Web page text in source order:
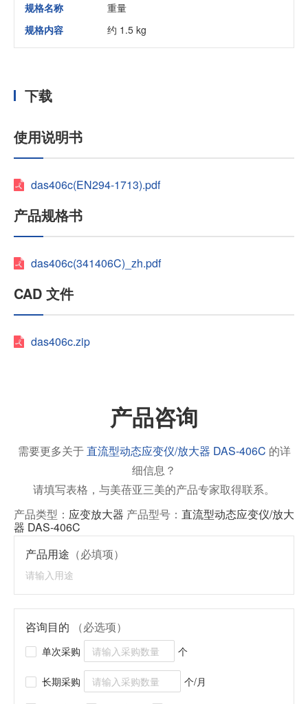
规格名称
重量
规格内容
约 1.5 kg
下载
使用说明书
das406c(EN294-1713).pdf
产品规格书
das406c(341406C)_zh.pdf
CAD 文件
das406c.zip
产品咨询
需要更多关于直流型动态应变仪/放大器 DAS-406C 的详
细信息？
请填写表格，与美蓓亚三美的产品专家取得联系。
产品类型： 应变放大器 产品型号： 直流型动态应变仪/放大
器 DAS-406C
产品用途 （必填项）
咨询目的 （必选项）
单次采购 个
长期采购
个/月